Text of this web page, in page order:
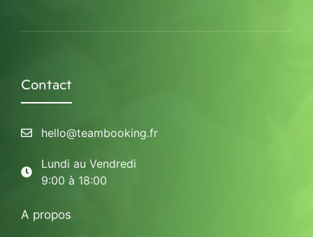
Contact
hello@teambooking.fr
Lundi au Vendredi
9:00 à 18:00
A propos